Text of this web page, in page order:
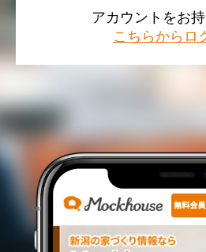
アカウントをお
こちらからロ